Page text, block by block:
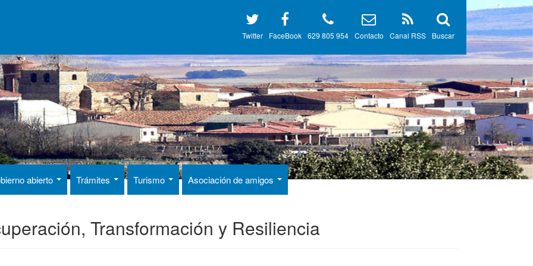
Buscar
Canal RSS
Contacto
629 805 954
FaceBook
Twitter
abierto Trámites Turismo Asociación de amigos
Transformación y Resiliencia